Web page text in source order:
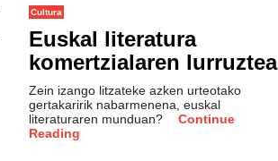
Cultura
Euskal literatura
komertzialaren lurruztea
Zein izango litzateke azken urteotako
gertakaririk nabarmenena, euskal
literaturaren munduan?
Continue
Reading